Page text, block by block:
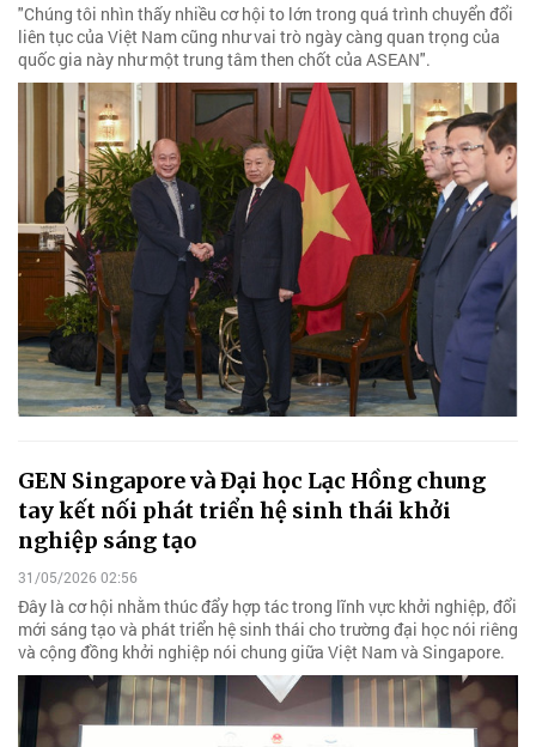
"Chúng tôi nhìn thấy nhiều cơ hội to lớn trong quá trình chuyển đổi
liên tục của Việt Nam cũng như vai trò ngày càng quan trọng của
quốc gia này như một trung tâm then chốt của ASEAN".
GEN Singapore và Đại học Lạc Hồng chung
tay kết nối phát triển hệ sinh thái khởi
nghiệp sáng tạo
31/05/2026 02:56
Đây là cơ hội nhằm thúc đẩy hợp tác trong lĩnh vực khởi nghiệp, đổi
mới sáng tạo và phát triển hệ sinh thái cho trường đại học nói riêng
và cộng đồng khởi nghiệp nói chung giữa Việt Nam và Singapore.